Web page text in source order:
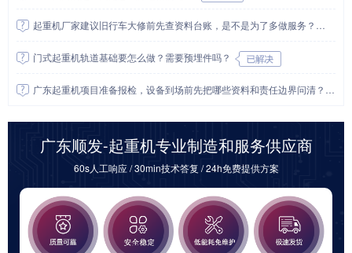
起重机厂家建议旧行车大修前先查资料台账，是不是为了多做服务？
门式起重机轨道基础要怎么做？需要预埋件吗？
广东起重机项目准备报检，设备到场前先把哪些资料和责任边界问清？
广东顺发-起重机专业制造和服务供应商
60s人工响应 / 30min技术答复 / 24h免费提供方案